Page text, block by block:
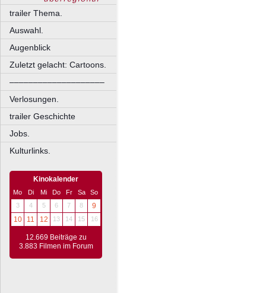
trailer Thema.
Auswahl.
Augenblick
Zuletzt gelacht: Cartoons.
––––––––––––––––––––
Verlosungen.
trailer Geschichte
Jobs.
Kulturlinks.
Kinokalender
Mo Di Mi Do Fr Sa
So
3
4 5 6 7 8
9
10
11 12 13 14 15 16
12.669 Beiträge zu
3.883 Filmen im Forum